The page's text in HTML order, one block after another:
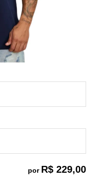
por R$ 229,00